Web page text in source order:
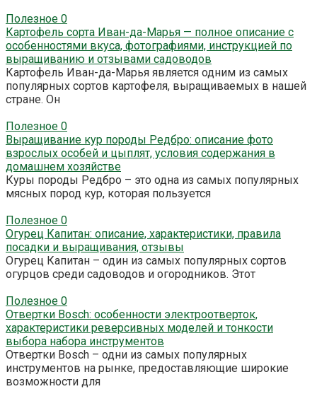
Полезное 0
Картофель сорта Иван-да-Марья — полное описание с
особенностями вкуса, фотографиями, инструкцией по
выращиванию и отзывами садоводов
Картофель Иван-да-Марья является одним из самых
популярных сортов картофеля, выращиваемых в нашей
стране. Он
Полезное 0
Выращивание кур породы Редбро: описание фото
взрослых особей и цыплят, условия содержания в
домашнем хозяйстве
Куры породы Редбро – это одна из самых популярных
мясных пород кур, которая пользуется
Полезное 0
Огурец Капитан: описание, характеристики, правила
посадки и выращивания, отзывы
Огурец Капитан – один из самых популярных сортов
огурцов среди садоводов и огородников. Этот
Полезное 0
Отвертки Bosch: особенности электроотверток,
характеристики реверсивных моделей и тонкости
выбора набора инструментов
Отвертки Bosch – одни из самых популярных
инструментов на рынке, предоставляющие широкие
возможности для